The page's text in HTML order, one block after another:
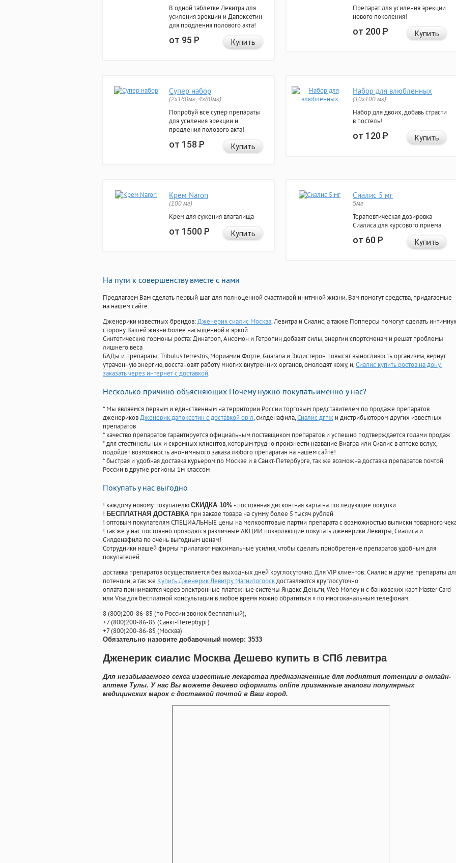
В одной таблетке Левитра для
усиления эрекции и Дапоксетин
для продления полового акта!
от 95Р Купить
Препарат для усиления эрекции
нового поколения!
от 200Р Купить
Супер набор
(2х160мг, 4х80мг)
Попробуй все супер препараты
для усиления эрекции и
продления полового акта!
от 158Р Купить
Набор для влюбленных
(10х100 мг)
Набор для двоих, добавь страсти
в постель!
от 120Р Купить
Крем Naron
(100 мг)
Крем для сужения влагалища
от 1500Р Купить
Сиалис 5 мг
5мг
Терапевтическая дозировка
Сиалиса для курсового приема
от 60Р Купить
На пути к совершенству вместе с нами
Предлагаем Вам сделать первый шаг для полноценной счастливой инитмной жизни. Вам помогут средства, придагаемые
на нашем сайте:
Дженерики известных брендов:Дженерик сиалис Москва, Левитра и Сиалис, а также Попперсы помогут сделать
сторону Вашей жизни более насыщенной и яркой
Синтетические гормоны роста: Динатроп, Ансомон и Гетропин добавят силы, энергии спортсменам и решат проблемы
лишнего веса
БАДы и препараты:Tribulus terrestris, Мориамин Форте, Guarana и Экдистерон повысят выносливость организма, вернут
утраченную энергию, восстановят работу многих внутренних органов, омолодят кожу, и,Сиалис купить ростов на дону.
заказать через интернет с доставкой.
Несколько причино объясняющих Почему нужно покупать именно у нас?
* Мы являемся первым и единственным на территории России торговым представителем по продаже препаратов
дженериковДженерик дапоксетин с доставкой ор л, силденафила,Сиалис дгпж и дистрибьютором других известных
препаратов
* качество препаратов гарантируется официальным поставщиком препаратов и успешно подтверждается годами продаж
* для стестинельных и скромных клиентов, которым трудно произнести название Виагра или Сиалис в аптеке вслух,
подойдет возможность анонимныого заказа любого препаратан на нашем сайте!
* быстрая и удобная доставка курьером по Москве и в Санкт-Петербурге, так же возможна доставка препаратов почтой
России в другие регионы 1м классом
Покупать у нас выгодно
! каждому новому покупателю СКИДКА 10%- постоянная дисконтная карта на последующие покупки
! БЕСПЛАТНАЯ ДОСТАВКА при заказе товара на сумму более 5 тысяч рублей
! оптовым покупателям СПЕЦИАЛЬНЫЕ цены на мелкооптовые партии препарата с возможностью выписки товарного
! так же у нас постоянно проводятся различные АКЦИИ позволяющие покупать дженерики Левитры, Сиалиса и
Силденафила по очень выгодным ценам!
Cотрудники нашей фирмы прилагают максимальные усилия, чтобы сделать приобретение препаратов удобным для
покупателей
доставка препаратов осуществляется без выходных дней круглосуточно. Для VIP клиентов: Сиалис и другие препараты
потенции, а так же Купить Дженерик Левитру Магнитогорскдоставляются круглосуточно
оплата принимаются через электронные платежные системы Яндекс Деньги, Web Money и с банковских карт Master Card
или Visa для бесплатной консультации в любое время можно обратиться» по многоканальным телефонам:
8(800)200-86-85 (по России звонок бесплатный),
+7(800)200-86-85 (Санкт-Петербург)
+7(800)200-86-85 (Москва)
Обязательно назовите добавочный номер: 3533
Дженерик сиалис Москва Дешево купить в СПб левитра
Для незабываемого секса известные лекарства предназначенные для поднятия потенции в онлайн-
аптеке Тулы. У нас Вы можете дешево оформить online признанные аналоги популярных
медицинских марок с доставкой почтой в Ваш город.